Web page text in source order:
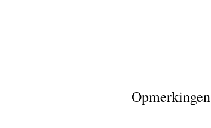
Opmerkingen